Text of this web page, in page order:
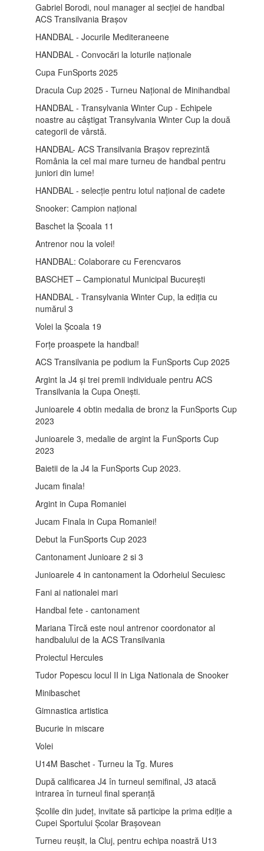
Gabriel Borodi, noul manager al secției de handbal
ACS Transilvania Brașov
HANDBAL - Jocurile Mediteraneene
HANDBAL - Convocări la loturile naționale
Cupa FunSports 2025
Dracula Cup 2025 - Turneu Național de Minihandbal
HANDBAL - Transylvania Winter Cup - Echipele
noastre au câștigat Transylvania Winter Cup la două
categorii de vârstă.
HANDBAL- ACS Transilvania Brașov reprezintă
România la cel mai mare turneu de handbal pentru
juniori din lume!
HANDBAL - selecție pentru lotul național de cadete
Snooker: Campion național
Baschet la Școala 11
Antrenor nou la volei!
HANDBAL: Colaborare cu Ferencvaros
BASCHET – Campionatul Municipal București
HANDBAL - Transylvania Winter Cup, la ediția cu
numărul 3
Volei la Școala 19
Forțe proaspete la handbal!
ACS Transilvania pe podium la FunSports Cup 2025
Argint la J4 și trei premii individuale pentru ACS
Transilvania la Cupa Onești.
Junioarele 4 obtin medalia de bronz la FunSports Cup
2023
Junioarele 3, medalie de argint la FunSports Cup
2023
Baietii de la J4 la FunSports Cup 2023.
Jucam finala!
Argint in Cupa Romaniei
Jucam Finala in Cupa Romaniei!
Debut la FunSports Cup 2023
Cantonament Junioare 2 si 3
Junioarele 4 in cantonament la Odorheiul Secuiesc
Fani ai nationalei mari
Handbal fete - cantonament
Mariana Tîrcă este noul antrenor coordonator al
handbalului de la ACS Transilvania
Proiectul Hercules
Tudor Popescu locul II in Liga Nationala de Snooker
Minibaschet
Gimnastica artistica
Bucurie in miscare
Volei
U14M Baschet - Turneu la Tg. Mures
După calificarea J4 în turneul semifinal, J3 atacă
intrarea în turneul final speranță
Școlile din județ, invitate să participe la prima ediție a
Cupei Sportului Școlar Brașovean
Turneu reușit, la Cluj, pentru echipa noastră U13